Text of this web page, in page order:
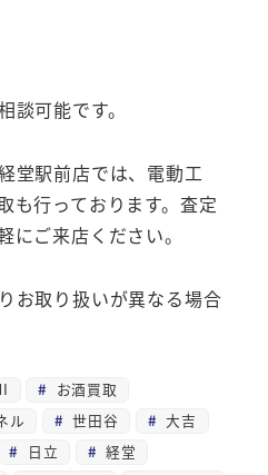
談可能です。
堂駅前店では、電動工
も行っております。査定
にご来店ください。
お取り扱いが異なる場合
お酒買取
ル 世田谷
大吉
日立
経堂